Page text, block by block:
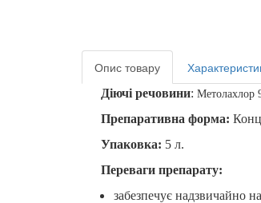
Опис товару
Діючі речовини: Метолахлор
Препаративна форма:
Упаковка: 5 л.
Переваги препарату:
забезпечує надзвичайно